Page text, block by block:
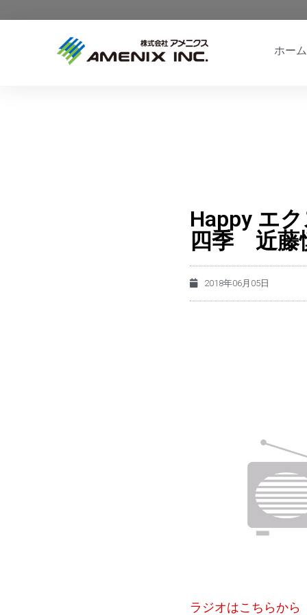
ホーム
Happy エ
四季 近藤
2018年06月05日
ラジオはこちらから